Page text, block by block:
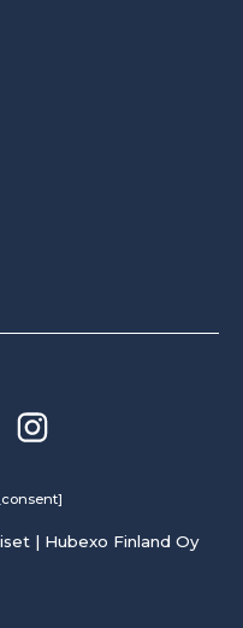
| Hubexo Finland Oy